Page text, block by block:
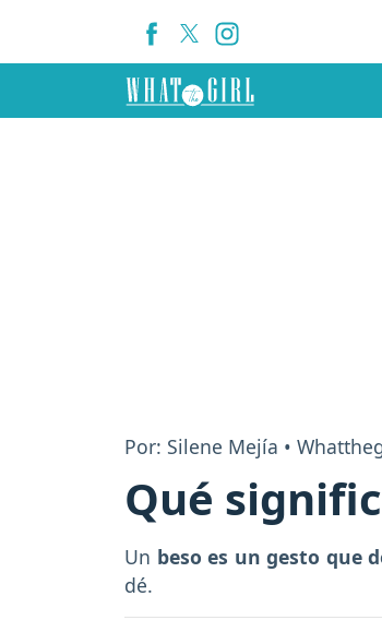
Por: Silene Mejía •
Qué
Un beso es un gesto que
dé.